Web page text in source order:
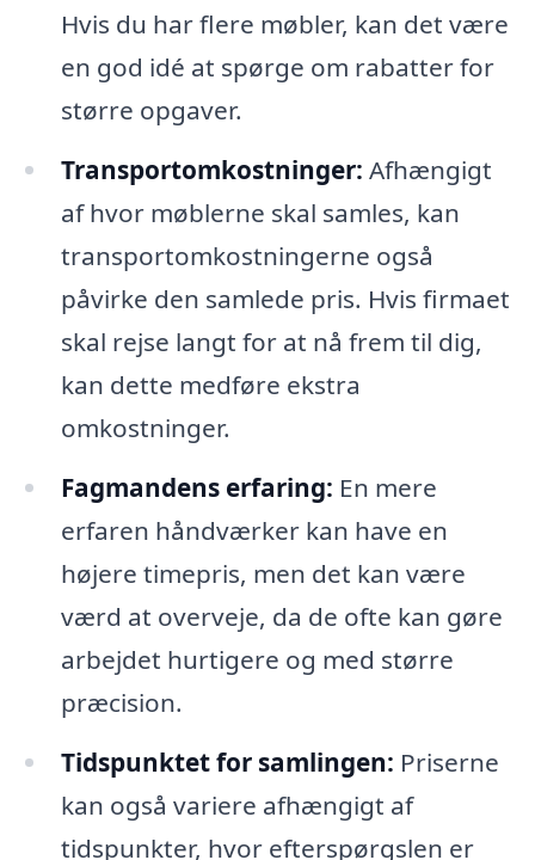
Hvis du har flere møbler, kan det være
en god idé at spørge om rabatter for
større opgaver.
Transportomkostninger: Afhængigt
af hvor møblerne skal samles, kan
transportomkostningerne også
påvirke den samlede pris. Hvis firmaet
skal rejse langt for at nå frem til dig,
kan dette medføre ekstra
omkostninger.
Fagmandens erfaring: En mere
erfaren håndværker kan have en
højere timepris, men det kan være
værd at overveje, da de ofte kan gøre
arbejdet hurtigere og med større
præcision.
Tidspunktet for samlingen: Priserne
kan også variere afhængigt af
tidspunkter, hvor efterspørgslen er